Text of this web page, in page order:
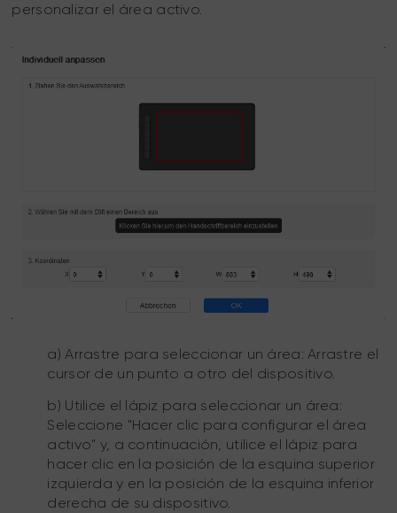
personalizar el área activo.
a) Arrastre para seleccionar un área: Arrastre el
cursor de un punto a otro del dispositivo.
b) Utilice el lápiz para seleccionar un área:
Seleccione "Hacer clic para configurar el área
activo" y, a continuación, utilice el lápiz para
hacer clic en la posición de la esquina superior
izquierda y en la posición de la esquina inferior
derecha de su dispositivo.